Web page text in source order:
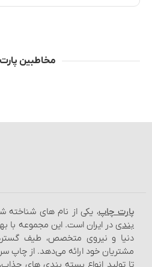
مخاطبین
پارت چاپ، یکی از نام‌ های
بندی در ایران است. این مجموعه با
دنیا و نیروی متخصص، طیف
مشتریان خود ارائه می‌دهد. از چاپ